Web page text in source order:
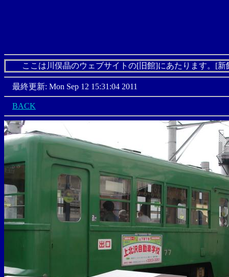
ここは川俣晶のウェブサイトの[旧館]にあたります。[新
最終更新: Mon Sep 12 15:31:04 2011
BACK